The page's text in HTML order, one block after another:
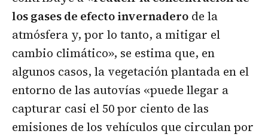
los gases de efecto invernadero de la
atmósfera y, por lo tanto, a mitigar el
cambio climático», se estima que, en
algunos casos, la vegetación plantada en el
entorno de las autovías «puede llegar a
capturar casi el 50 por ciento de las
emisiones de los vehículos que circulan por